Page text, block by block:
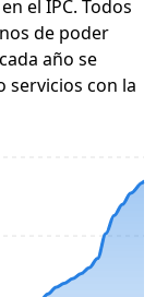
el IPC. Todos
de poder
año se
servicios con la